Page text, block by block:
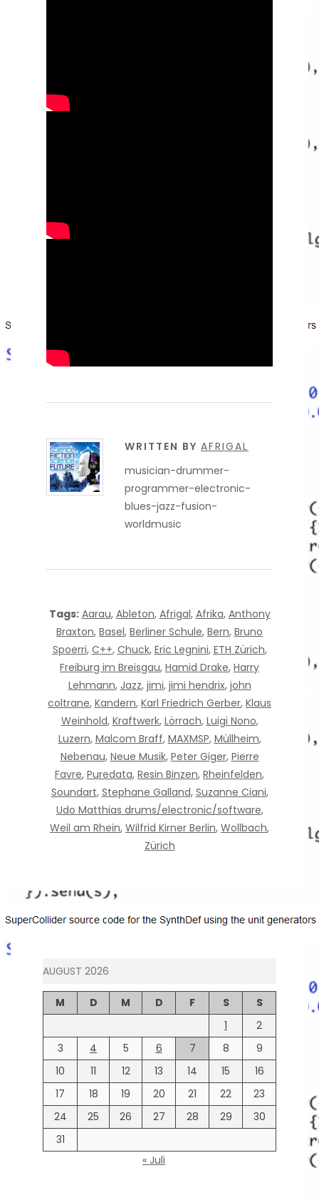
WRITTEN BY AFRIGAL
musician-drummer-
programmer-electronic-
blues-jazz-fusion-
worldmusic
Tags: Aarau, Ableton, Afrigal, Afrika, Anthony
Braxton, Basel, Berliner Schule, Bern, Bruno
Spoerri, C++, Chuck, Eric Legnini, ETH Zürich,
Freiburg im Breisgau, Hamid Drake, Harry
Lehmann, Jazz, jimi, jimi hendrix, john
coltrane, Kandern, Karl Friedrich Gerber, Klaus
Weinhold, Kraftwerk, Lörrach, Luigi Nono,
Luzern, Malcom Braff, MAXMSP, Müllheim,
Nebenau, Neue Musik, Peter Giger, Pierre
Favre, Puredata, Resin Binzen, Rheinfelden,
Soundart, Stephane Galland, Suzanne Ciani,
Udo Matthias drums/electronic/software,
Weil am Rhein, Wilfrid Kirner Berlin, Wollbach,
Zürich
AUGUST 2026
M D M D F S
S
1
2
3
4 5 6 7 8
9
10
11 12 13 14 15
16
17
18 19 20 21 22
23
24
25 26 27 28 29
30
31
« Juli